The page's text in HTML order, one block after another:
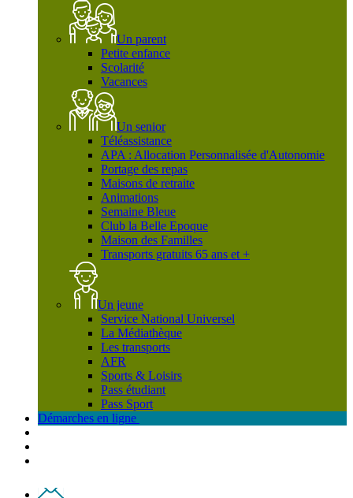
Un parent
Petite enfance
Scolarité
Vacances
Un senior
Téléassistance
APA : Allocation Personnalisée d'Autonomie
Portage des repas
Maisons de retraite
Animations
Semaine Bleue
Club la Belle Epoque
Maison des Familles
Transports gratuits 65 ans et +
Un jeune
Service National Universel
La Médiathèque
Les transports
AFR
Sports & Loisirs
Pass étudiant
Pass Sport
Démarches en ligne
Contact